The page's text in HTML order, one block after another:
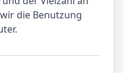
die Benutzung